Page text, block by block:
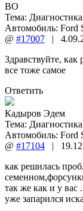
ВО
Тема: Диагностика
Автомобиль: Ford
@ #17007 |
Здравствуйте,
все тоже самое
Ответить
Кадыров Эдем
Тема: Диагностика
Автомобиль: Ford
@ #17104 |
как решилась
так же как и у вас
уже запарился